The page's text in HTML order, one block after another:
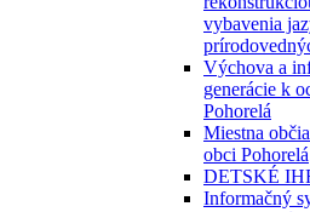
vybavenia
Výchova a
generácie k
Pohorelá
Miestna
obci Pohorelá
DETSKÉ
Informačný